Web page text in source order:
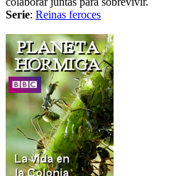
Serie: Reinas feroces